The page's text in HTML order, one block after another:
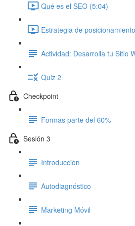
Qué es el SEO (5:04)
Estrategia de
Actividad: Desarrolla tu Sitio
Quiz 2
Checkpoint
Formas parte del 60%
Sesión 3
Introducción
Autodiagnóstico
Marketing Móvil